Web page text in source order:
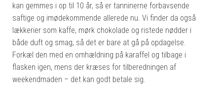
kan gemmes i op til 10 år, så er tanninerne forbavsende
saftige og imødekommende allerede nu. Vi finder da også
lækkerier som kaffe, mørk chokolade og ristede nødder i
både duft og smag, så det er bare at gå på opdagelse.
Forkæl den med en omhældning på karaffel og tilbage i
flasken igen, mens der kræses for tilberedningen af
weekendmaden – det kan godt betale sig.